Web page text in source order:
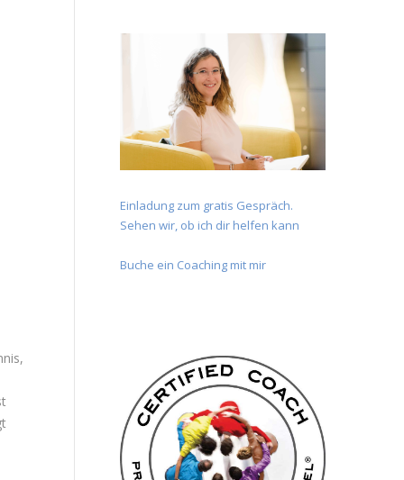
Einladung zum gratis Gespräch.
Sehen wir, ob ich dir helfen kann
Buche ein Coaching mit mir